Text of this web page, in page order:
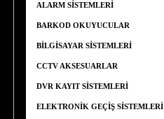
ALARM SİSTEMLERİ
BARKOD OKUYUCULAR
BİLGİSAYAR SİSTEMLERİ
CCTV AKSESUARLAR
DVR KAYIT SİSTEMLERİ
ELEKTRONİK GEÇİŞ SİSTEMLERİ